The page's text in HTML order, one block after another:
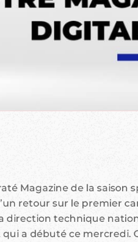
Magazine de la saison
retour sur le premier
direction technique
a débuté ce mercredi.